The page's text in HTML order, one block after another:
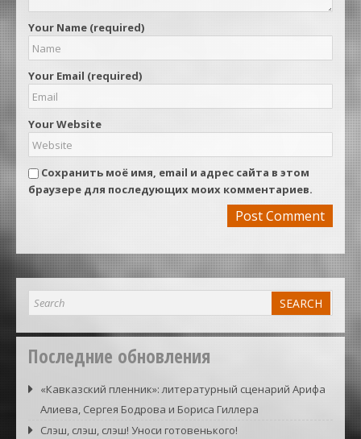
Your Name (required)
Your Email (required)
Your Website
Сохранить моё имя, email и адрес сайта в этом
браузере для последующих моих комментариев.
Последние обновления
«Кавказский пленник»: литературный сценарий Арифа
Алиева, Сергея Бодрова и Бориса Гиллера
Слэш, слэш, слэш! Уноси готовенького!